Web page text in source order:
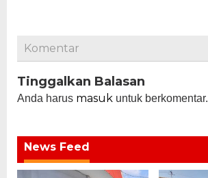
Komentar
Tinggalkan Balasan
Anda harus masuk untuk berkomentar.
News Feed